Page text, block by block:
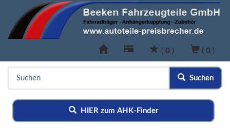
( 0 ) ( 0 )
Suchen
HIER zum AHK-Finder